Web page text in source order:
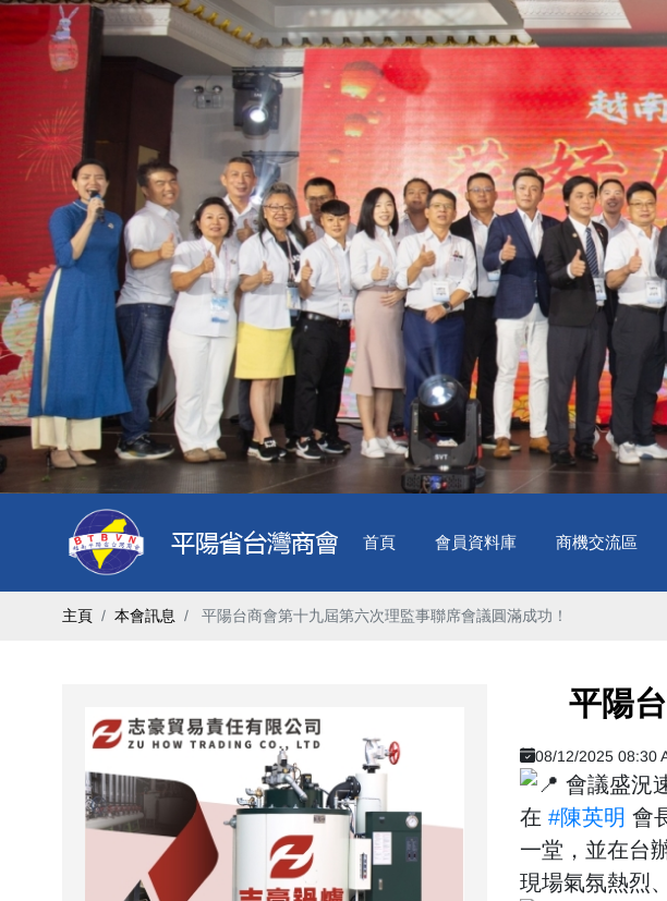
首頁 會員資料庫 商機交流區
主頁 本會訊息 ​ 平陽台商會第十九屆第六次理監事聯席會議圓滿成功！ ​
平陽
08/12/2025 08:30
會議盛況
在 #陳英明 會
一堂，並在台
現場氣氛熱烈